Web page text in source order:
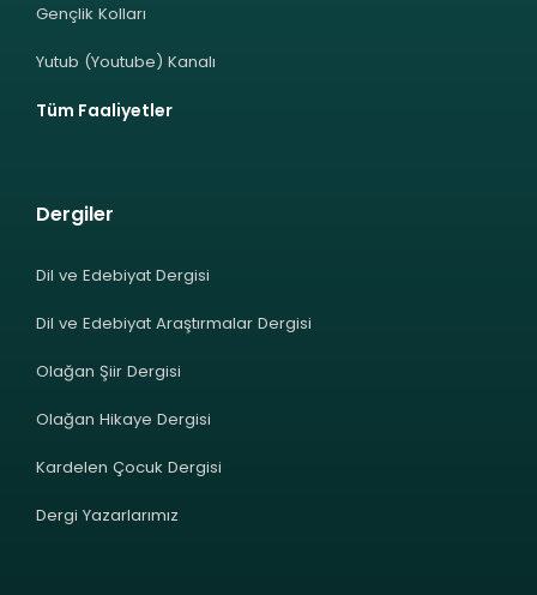
Gençlik Kolları
Yutub (Youtube) Kanalı
Tüm Faaliyetler
Dergiler
Dil ve Edebiyat Dergisi
Dil ve Edebiyat Araştırmalar Dergisi
Olağan Şiir Dergisi
Olağan Hikaye Dergisi
Kardelen Çocuk Dergisi
Dergi Yazarlarımız